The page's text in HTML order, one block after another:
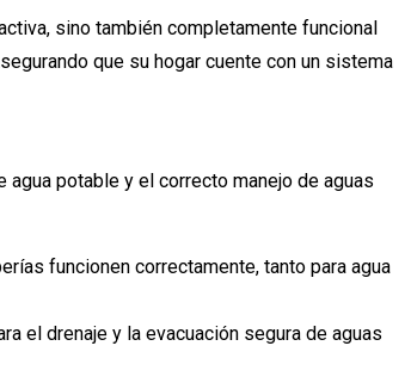
sino también completamente funcional
que su hogar cuente con un sistema
potable y el correcto manejo de aguas
funcionen correctamente, tanto para agua
el drenaje y la evacuación segura de aguas